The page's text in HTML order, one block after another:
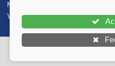
Nota Fiscal Eletrônica
Validador Nota Fiscal
© Copyright 2026 Prefeitura